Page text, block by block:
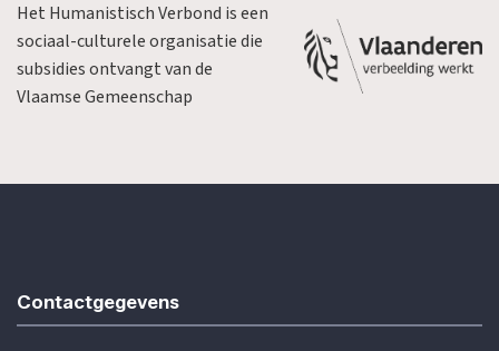
Het Humanistisch Verbond is een
sociaal-culturele organisatie die
subsidies ontvangt van de
Vlaamse Gemeenschap
Contactgegevens